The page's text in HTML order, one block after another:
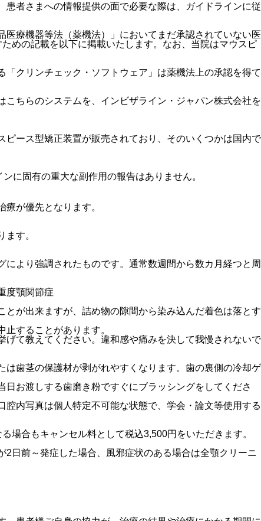
者さまへの情報提供の面で必要な際は、ガイドラインに従
療機器等法（薬機法）」においてまだ承認されていない医
めの記載を以下に掲載いたします。なお、当院はマウスピ
クリンチェック・ソフトウェア」は薬機法上の承認を得て
ちらのシステムを、インビザライン・ジャパン株式会社を
ース型矯正装置が販売されており、そのいくつかは国内で
に固有の重大な副作用の報告はありません。
が優先となります。
す。
より強調されたものです。通常数週間から数カ月経つと周
度顎関節症
が出来ますが、詰め物の隙間から染み込んだ着色は落とす
することがあります。
て教えてください。違和感や痛みを決して我慢されないで
歯茎の保護材が剥がれやすくなります。歯の裏側の冷却ゲ
お渡しする歯磨き粉ですぐにブラッシングをしてくださ
内写真は個人特定不可能な状態で、学会・論文等使用する
場合もキャンセル料として税込3,500円をいただきます。
日前～発症した場合、風邪症状のある場合は全顎クリーニ